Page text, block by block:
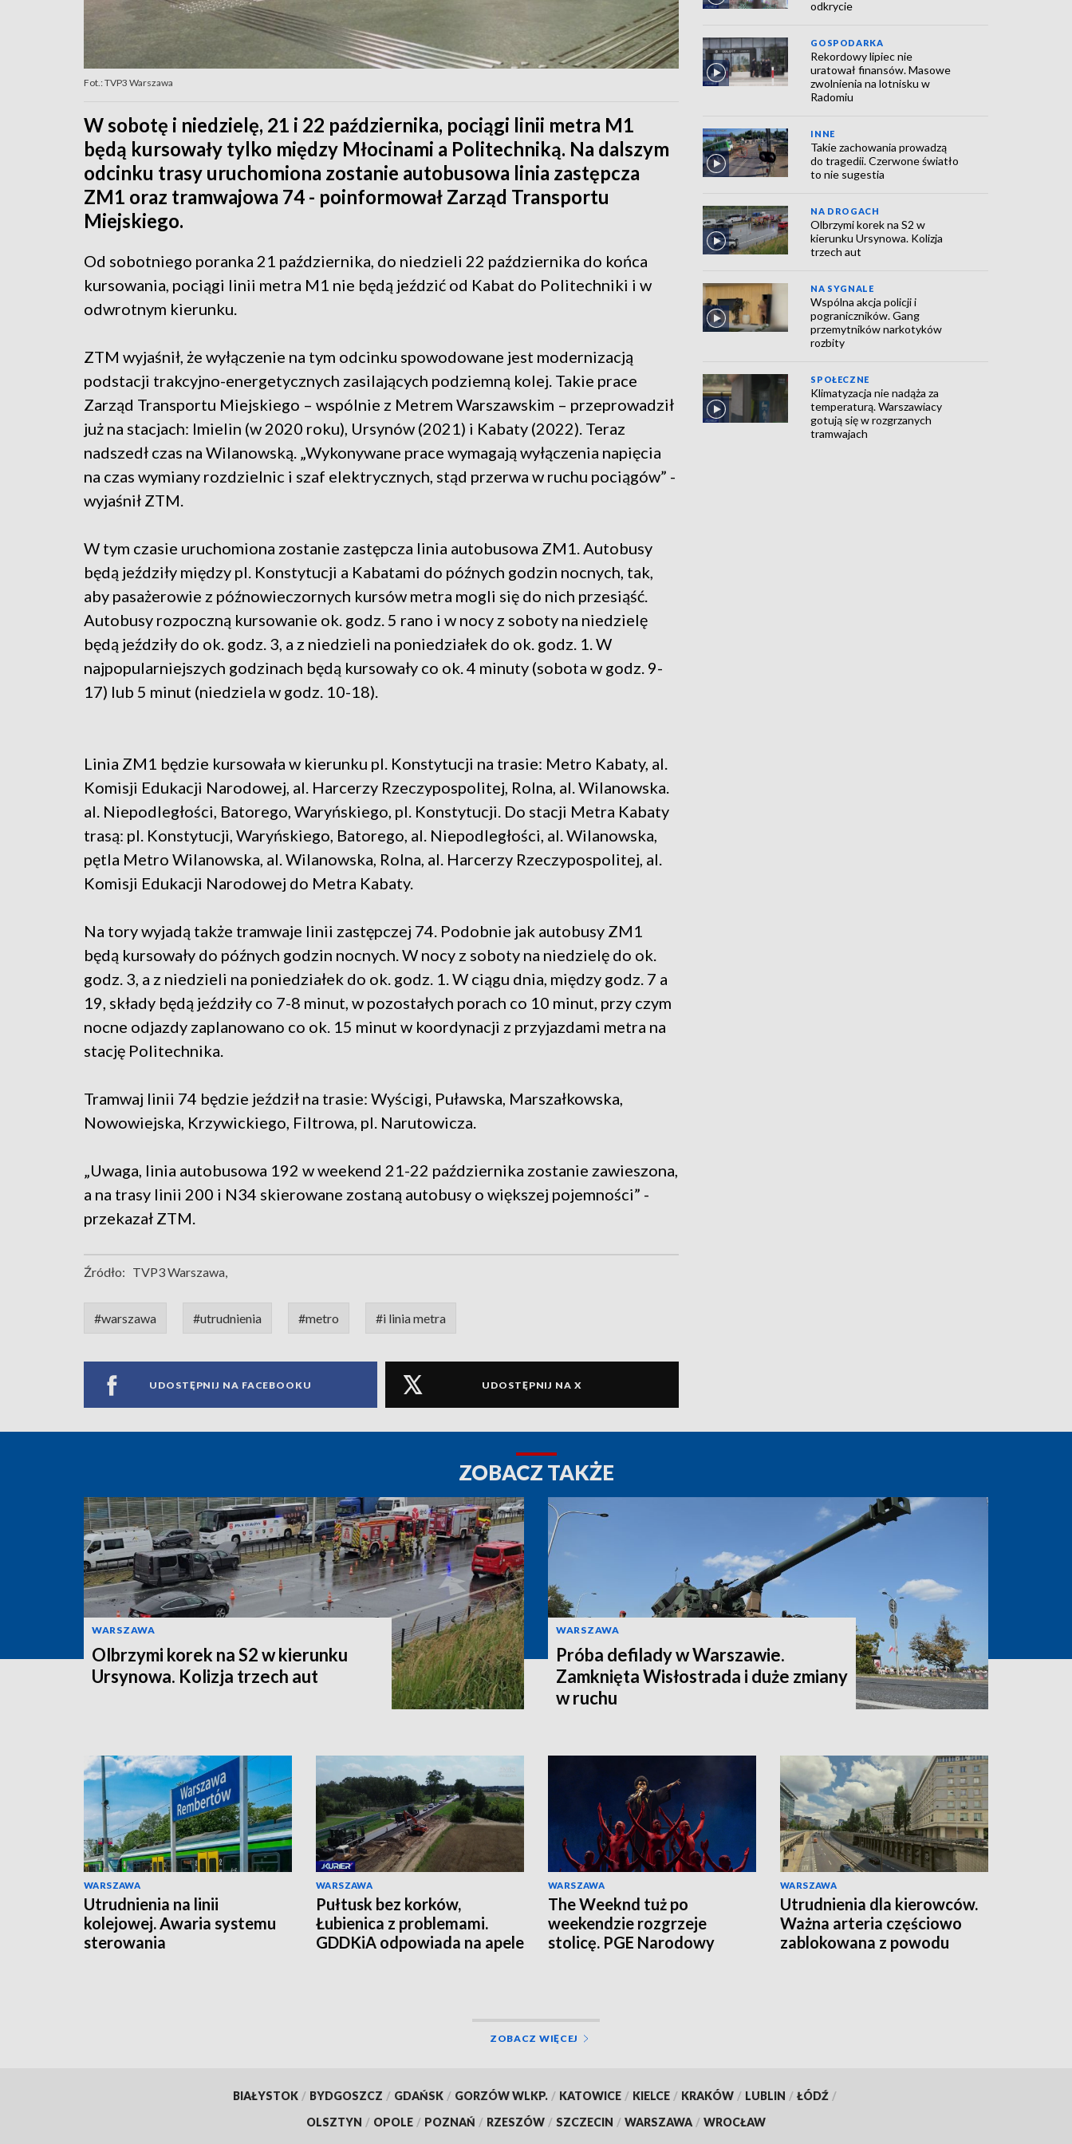
Fot.: TVP3 Warszawa
W sobotę i niedzielę, 21 i 22 października, pociągi linii metra M1
będą kursowały tylko między Młocinami a Politechniką. Na dalszym
odcinku trasy uruchomiona zostanie autobusowa linia zastępcza
ZM1 oraz tramwajowa 74 - poinformował Zarząd Transportu
Miejskiego.
Od sobotniego poranka 21 października, do niedzieli 22 października do końca
kursowania, pociągi linii metra M1 nie będą jeździć od Kabat do Politechniki i w
odwrotnym kierunku.
ZTM wyjaśnił, że wyłączenie na tym odcinku spowodowane jest modernizacją
podstacji trakcyjno-energetycznych zasilających podziemną kolej. Takie prace
Zarząd Transportu Miejskiego – wspólnie z Metrem Warszawskim – przeprowadził
już na stacjach: Imielin (w 2020 roku), Ursynów (2021) i Kabaty (2022). Teraz
nadszedł czas na Wilanowską. „Wykonywane prace wymagają wyłączenia napięcia
na czas wymiany rozdzielnic i szaf elektrycznych, stąd przerwa w ruchu pociągów” -
wyjaśnił ZTM.
W tym czasie uruchomiona zostanie zastępcza linia autobusowa ZM1. Autobusy
będą jeździły między pl. Konstytucji a Kabatami do późnych godzin nocnych, tak,
aby pasażerowie z późnowieczornych kursów metra mogli się do nich przesiąść.
Autobusy rozpoczną kursowanie ok. godz. 5 rano i w nocy z soboty na niedzielę
będą jeździły do ok. godz. 3, a z niedzieli na poniedziałek do ok. godz. 1. W
najpopularniejszych godzinach będą kursowały co ok. 4 minuty (sobota w godz. 9-
17) lub 5 minut (niedziela w godz. 10-18).
Linia ZM1 będzie kursowała w kierunku pl. Konstytucji na trasie: Metro Kabaty, al.
Komisji Edukacji Narodowej, al. Harcerzy Rzeczypospolitej, Rolna, al. Wilanowska.
al. Niepodległości, Batorego, Waryńskiego, pl. Konstytucji. Do stacji Metra Kabaty
trasą: pl. Konstytucji, Waryńskiego, Batorego, al. Niepodległości, al. Wilanowska,
pętla Metro Wilanowska, al. Wilanowska, Rolna, al. Harcerzy Rzeczypospolitej, al.
Komisji Edukacji Narodowej do Metra Kabaty.
Na tory wyjadą także tramwaje linii zastępczej 74. Podobnie jak autobusy ZM1
będą kursowały do późnych godzin nocnych. W nocy z soboty na niedzielę do ok.
godz. 3, a z niedzieli na poniedziałek do ok. godz. 1. W ciągu dnia, między godz. 7 a
19, składy będą jeździły co 7-8 minut, w pozostałych porach co 10 minut, przy czym
nocne odjazdy zaplanowano co ok. 15 minut w koordynacji z przyjazdami metra na
stację Politechnika.
Tramwaj linii 74 będzie jeździł na trasie: Wyścigi, Puławska, Marszałkowska,
Nowowiejska, Krzywickiego, Filtrowa, pl. Narutowicza.
„Uwaga, linia autobusowa 192 w weekend 21-22 października zostanie zawieszona,
a na trasy linii 200 i N34 skierowane zostaną autobusy o większej pojemności” -
przekazał ZTM.
Źródło: TVP3 Warszawa,
#warszawa #utrudnienia #metro #i linia metra
UDOSTĘPNIJ NA FACEBOOKU UDOSTĘPNIJ NA X
odkrycie
GOSPODARKA
Rekordowy lipiec nie
uratował finansów. Masowe
zwolnienia na lotnisku w
Radomiu
INNE
Takie zachowania prowadzą
do tragedii. Czerwone światło
to nie sugestia
NA DROGACH
Olbrzymi korek na S2 w
kierunku Ursynowa. Kolizja
trzech aut
NA SYGNALE
Wspólna akcja policji i
pograniczników. Gang
przemytników narkotyków
rozbity
SPOŁECZNE
Klimatyzacja nie nadąża za
temperaturą. Warszawiacy
gotują się w rozgrzanych
tramwajach
ZOBACZ TAKŻE
WARSZAWA
Olbrzymi korek na S2 w kierunku
Ursynowa. Kolizja trzech aut
WARSZAWA
Próba defilady w Warszawie.
Zamknięta Wisłostrada i duże zmiany
w ruchu
WARSZAWA
Utrudnienia na linii
kolejowej. Awaria systemu
sterowania
WARSZAWA
Pułtusk bez korków,
Łubienica z problemami.
GDDKiA odpowiada na apele
WARSZAWA
The Weeknd tuż po
weekendzie rozgrzeje
stolicę. PGE Narodowy
WARSZAWA
Utrudnienia dla kierowców.
Ważna arteria częściowo
zablokowana z powodu
ZOBACZ WIĘCEJ
BIAŁYSTOK / BYDGOSZCZ / GDAŃSK / GORZÓW WLKP. / KATOWICE / KIELCE / KRAKÓW / LUBLIN / ŁÓDŹ /
OLSZTYN / OPOLE / POZNAŃ / RZESZÓW / SZCZECIN / WARSZAWA / WROCŁAW